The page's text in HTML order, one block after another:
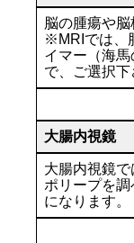
脳の腫瘍や
※MRIでは、
イマー（海
で、ご選択下
大腸内視鏡
大腸内視鏡
ポリープを
になります。